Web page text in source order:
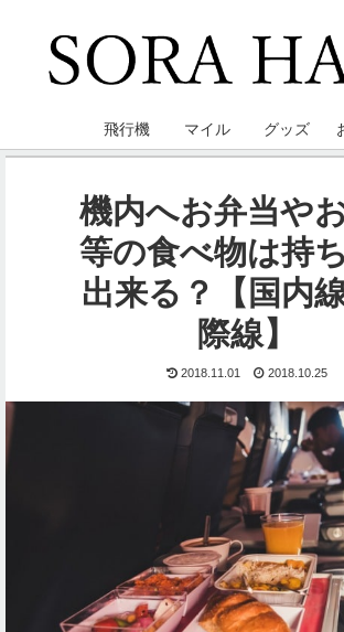
飛行機 マイル グッズ
機内へお弁当や
等の食べ物は持
出来る？【国内
際線】
2018.11.01 2018.10.25